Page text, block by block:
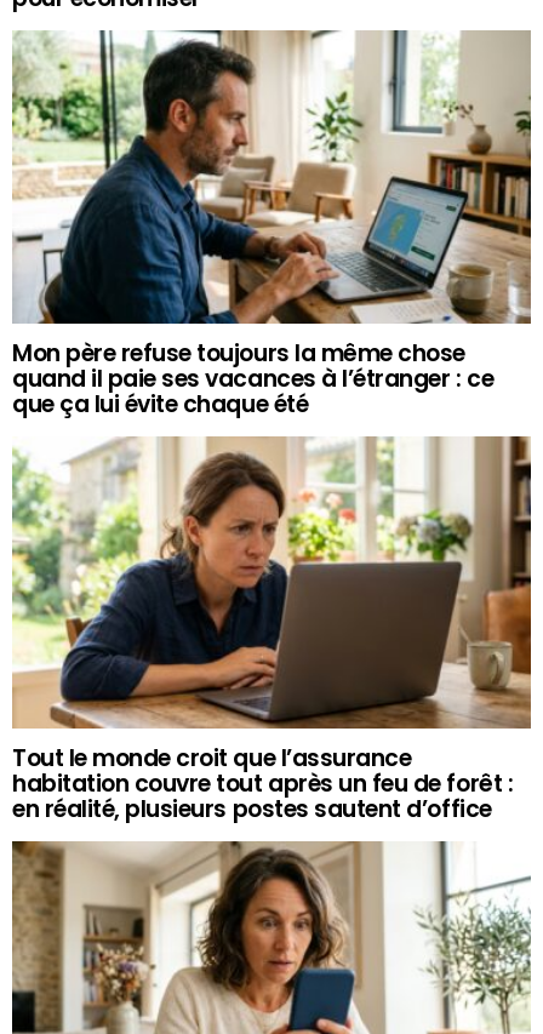
Mon père refuse toujours la même chose
quand il paie ses vacances à l’étranger : ce
que ça lui évite chaque été
Tout le monde croit que l’assurance
habitation couvre tout après un feu de forêt :
en réalité, plusieurs postes sautent d’office